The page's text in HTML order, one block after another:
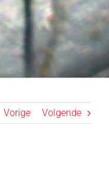
Vorige Volgende